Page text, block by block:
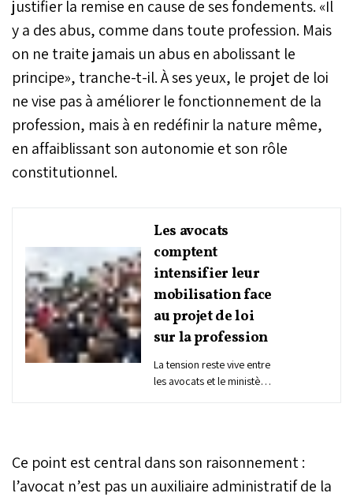
justifier la remise en cause de ses fondements. «Il
y a des abus, comme dans toute profession. Mais
on ne traite jamais un abus en abolissant le
principe», tranche-t-il. À ses yeux, le projet de loi
ne vise pas à améliorer le fonctionnement de la
profession, mais à en redéfinir la nature même,
en affaiblissant son autonomie et son rôle
constitutionnel.
Les avocats
comptent
intensifier leur
mobilisation face
au projet de loi
sur la profession
La tension reste vive entre
les avocats et le ministère
annoncé que de nouvelles
formes de protestation
Ce point est central dans son raisonnement :
l’avocat n’est pas un auxiliaire administratif de la